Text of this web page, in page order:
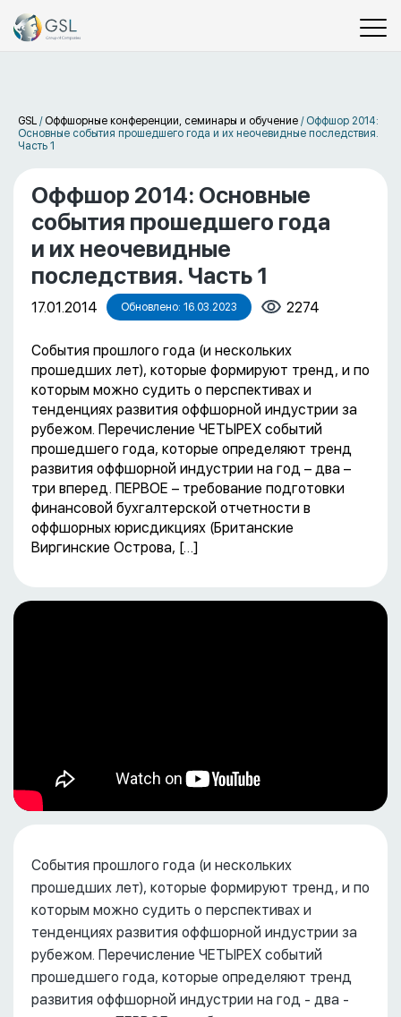
GSL / Оффшорные конференции, семинары и обучение / Оффшор 2014:
Основные события прошедшего года и их неочевидные последствия.
Часть 1
Оффшор 2014: Основные
события прошедшего года
и их неочевидные
последствия. Часть 1
17.01.2014 Обновлено: 16.03.2023 2274
События прошлого года (и нескольких
прошедших лет), которые формируют тренд, и по
которым можно судить о перспективах и
тенденциях развития оффшорной индустрии за
рубежом. Перечисление ЧЕТЫРЕХ событий
прошедшего года, которые определяют тренд
развития оффшорной индустрии на год – два –
три вперед. ПЕРВОЕ – требование подготовки
финансовой бухгалтерской отчетности в
оффшорных юрисдикциях (Британские
Виргинские Острова, […]
События прошлого года (и нескольких
прошедших лет), которые формируют тренд, и по
которым можно судить о перспективах и
тенденциях развития оффшорной индустрии за
рубежом. Перечисление ЧЕТЫРЕХ событий
прошедшего года, которые определяют тренд
развития оффшорной индустрии на год - два -